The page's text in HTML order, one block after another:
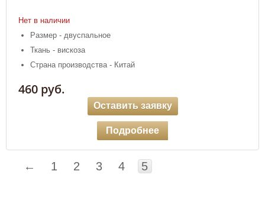
Нет в наличии
Размер - двуспальное
Ткань - вискоза
Страна производства - Китай
460 руб.
Оставить заявку
Подробнее
← 1 2 3 4 5